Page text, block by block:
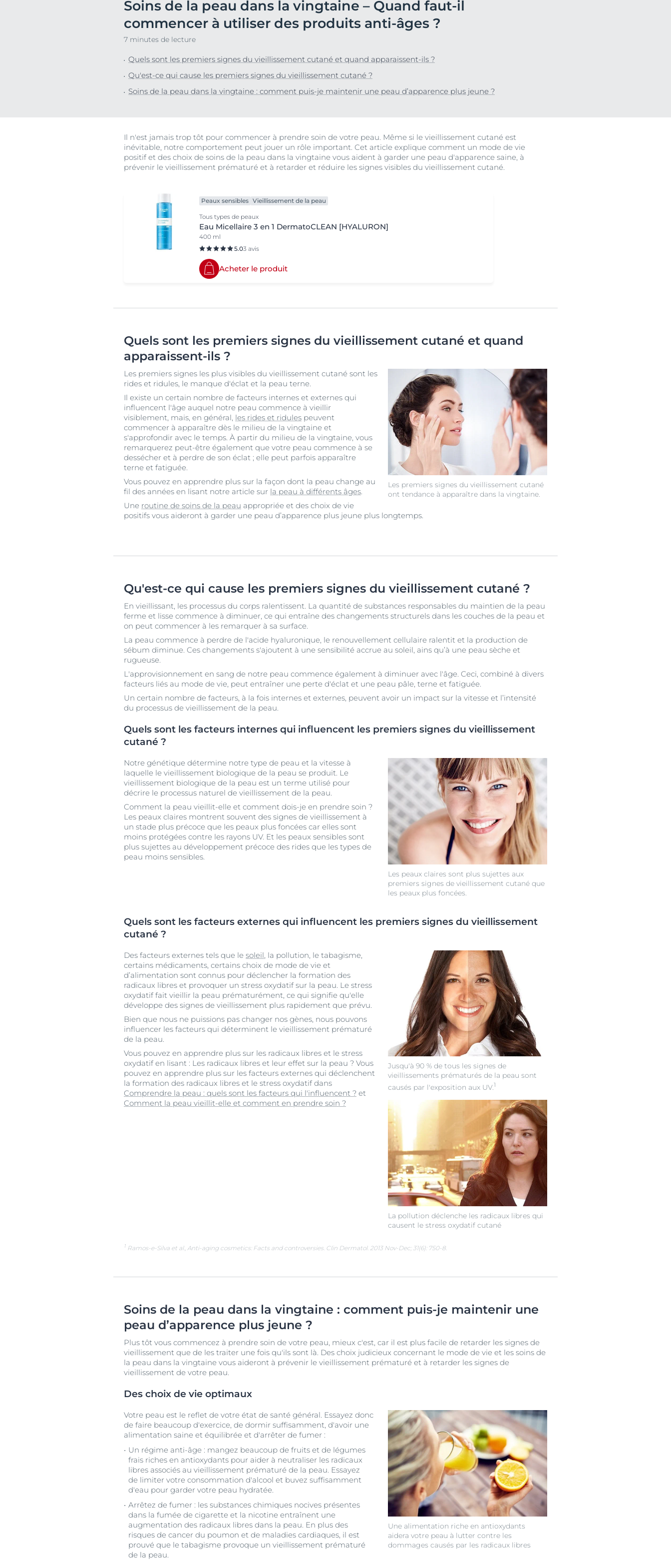
Peaux sèches
Peaux hyperpigmentées
Protection Solaire
Découvrez Anti-Pigment
NOUVEAU Vieillissement de la peau
Les rides
4.6107 avis
Acheter le produit
Soins de la peau dans la vingtaine – Quand faut-il
commencer à utiliser des produits anti-âges ?
7 minutes de lecture
Quels sont les premiers signes du vieillissement cutané et quand apparaissent-ils ?
Qu'est-ce qui cause les premiers signes du vieillissement cutané ?
Soins de la peau dans la vingtaine : comment puis-je maintenir une peau d’apparence plus jeune ?
Il n'est jamais trop tôt pour commencer à prendre soin de votre peau. Même si le vieillissement cutané est
inévitable, notre comportement peut jouer un rôle important. Cet article explique comment un mode de vie
positif et des choix de soins de la peau dans la vingtaine vous aident à garder une peau d'apparence saine, à
prévenir le vieillissement prématuré et à retarder et réduire les signes visibles du vieillissement cutané.
Peaux sensibles Vieillissement de la peau
Tous types de peaux
Eau Micellaire 3 en 1 DermatoCLEAN [HYALURON]
400 ml
5.03 avis
Acheter le produit
Quels sont les premiers signes du vieillissement cutané et quand
apparaissent-ils ?
Les premiers signes du vieillissement cutané
ont tendance à apparaître dans la vingtaine.
Les premiers signes les plus visibles du vieillissement cutané sont les
rides et ridules, le manque d'éclat et la peau terne.
Il existe un certain nombre de facteurs internes et externes qui
influencent l'âge auquel notre peau commence à vieillir
visiblement, mais, en général, les rides et ridules peuvent
commencer à apparaître dès le milieu de la vingtaine et
s'approfondir avec le temps. À partir du milieu de la vingtaine, vous
remarquerez peut-être également que votre peau commence à se
dessécher et à perdre de son éclat ; elle peut parfois apparaître
terne et fatiguée.
Vous pouvez en apprendre plus sur la façon dont la peau change au
fil des années en lisant notre article sur la peau à différents âges.
Une routine de soins de la peau appropriée et des choix de vie
positifs vous aideront à garder une peau d’apparence plus jeune plus longtemps.
Qu'est-ce qui cause les premiers signes du vieillissement cutané ?
En vieillissant, les processus du corps ralentissent. La quantité de substances responsables du maintien de la peau
ferme et lisse commence à diminuer, ce qui entraîne des changements structurels dans les couches de la peau et
on peut commencer à les remarquer à sa surface.
La peau commence à perdre de l'acide hyaluronique, le renouvellement cellulaire ralentit et la production de
sébum diminue. Ces changements s'ajoutent à une sensibilité accrue au soleil, ains qu’à une peau sèche et
rugueuse.
L'approvisionnement en sang de notre peau commence également à diminuer avec l'âge. Ceci, combiné à divers
facteurs liés au mode de vie, peut entraîner une perte d'éclat et une peau pâle, terne et fatiguée.
Un certain nombre de facteurs, à la fois internes et externes, peuvent avoir un impact sur la vitesse et l’intensité
du processus de vieillissement de la peau.
Quels sont les facteurs internes qui influencent les premiers signes du vieillissement
cutané ?
Les peaux claires sont plus sujettes aux
premiers signes de vieillissement cutané que
les peaux plus foncées.
Notre génétique détermine notre type de peau et la vitesse à
laquelle le vieillissement biologique de la peau se produit. Le
vieillissement biologique de la peau est un terme utilisé pour
décrire le processus naturel de vieillissement de la peau.
Comment la peau vieillit-elle et comment dois-je en prendre soin ?
Les peaux claires montrent souvent des signes de vieillissement à
un stade plus précoce que les peaux plus foncées car elles sont
moins protégées contre les rayons UV. Et les peaux sensibles sont
plus sujettes au développement précoce des rides que les types de
peau moins sensibles.
Quels sont les facteurs externes qui influencent les premiers signes du vieillissement
cutané ?
Jusqu'à 90 % de tous les signes de
vieillissements prématurés de la peau sont
causés par l'exposition aux UV.1
La pollution déclenche les radicaux libres qui
causent le stress oxydatif cutané
Des facteurs externes tels que le soleil , la pollution, le tabagisme,
certains médicaments, certains choix de mode de vie et
d’alimentation sont connus pour déclencher la formation des
radicaux libres et provoquer un stress oxydatif sur la peau. Le stress
oxydatif fait vieillir la peau prématurément, ce qui signifie qu'elle
développe des signes de vieillissement plus rapidement que prévu.
Bien que nous ne puissions pas changer nos gènes, nous pouvons
influencer les facteurs qui déterminent le vieillissement prématuré
de la peau.
Vous pouvez en apprendre plus sur les radicaux libres et le stress
oxydatif en lisant : Les radicaux libres et leur effet sur la peau ? Vous
pouvez en apprendre plus sur les facteurs externes qui déclenchent
la formation des radicaux libres et le stress oxydatif dans
Comprendre la peau : quels sont les facteurs qui l'influencent ? et
Comment la peau vieillit-elle et comment en prendre soin ?
1 Ramos-e-Silva et al., Anti-aging cosmetics: Facts and controversies. Clin Dermatol. 2013 Nov-Dec; 31(6): 750-8.
Soins de la peau dans la vingtaine : comment puis-je maintenir une
peau d’apparence plus jeune ?
Plus tôt vous commencez à prendre soin de votre peau, mieux c'est, car il est plus facile de retarder les signes de
vieillissement que de les traiter une fois qu'ils sont là. Des choix judicieux concernant le mode de vie et les soins de
la peau dans la vingtaine vous aideront à prévenir le vieillissement prématuré et à retarder les signes de
vieillissement de votre peau.
Des choix de vie optimaux
Une alimentation riche en antioxydants
aidera votre peau à lutter contre les
dommages causés par les radicaux libres
Votre peau est le reflet de votre état de santé général. Essayez donc
de faire beaucoup d'exercice, de dormir suffisamment, d'avoir une
alimentation saine et équilibrée et d'arrêter de fumer :
Un régime anti-âge : mangez beaucoup de fruits et de légumes
frais riches en antioxydants pour aider à neutraliser les radicaux
libres associés au vieillissement prématuré de la peau. Essayez
de limiter votre consommation d'alcool et buvez suffisamment
d'eau pour garder votre peau hydratée.
Arrêtez de fumer : les substances chimiques nocives présentes
dans la fumée de cigarette et la nicotine entraînent une
augmentation des radicaux libres dans la peau. En plus des
risques de cancer du poumon et de maladies cardiaques, il est
prouvé que le tabagisme provoque un vieillissement prématuré
de la peau.